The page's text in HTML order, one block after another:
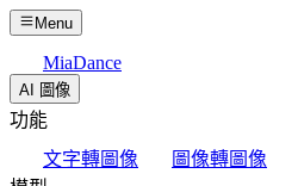
Menu
MiaDance
AI 圖像
功能
文字轉圖像
圖像轉圖像